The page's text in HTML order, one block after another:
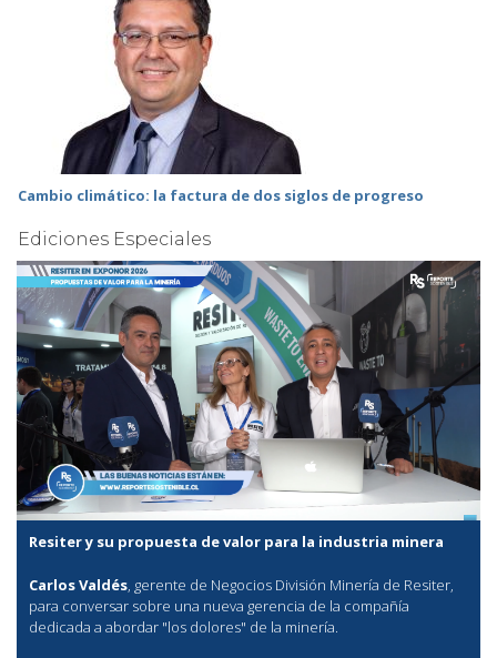
Cambio climático: la factura de dos siglos de progreso
Ediciones Especiales
Resiter y su propuesta de valor para la industria minera
Carlos Valdés, gerente de Negocios División Minería de Resiter,
para conversar sobre una nueva gerencia de la compañía
dedicada a abordar "los dolores" de la minería.